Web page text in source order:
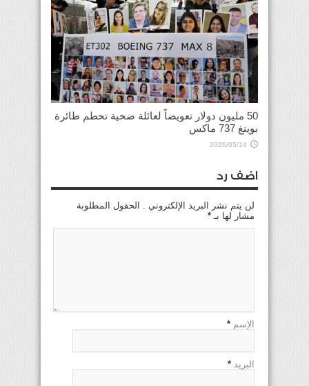
50 مليون دولار تعويضاً لعائلة ضحية تحطم طائرة
بوينغ 737 ماكس
2026/05/14
اضف رد
لن يتم نشر البريد الإلكتروني . الحقول المطلوبة
مشار لها بـ *
الإسم *
البريد *